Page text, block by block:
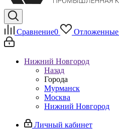
Сравнение0 Отложенные
Нижний Новгород
Назад
Города
Мурманск
Москва
Нижний Новгород
Личный кабинет